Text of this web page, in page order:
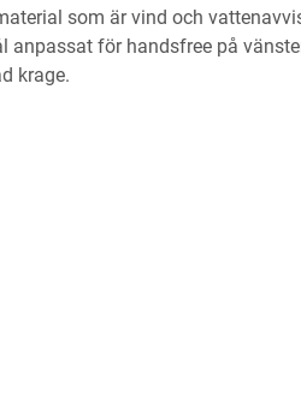
som är vind och
för handsfree på
krage.